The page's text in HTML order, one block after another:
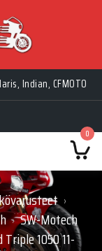
Indian, CFMOTO
0
›
› SW-Motech
1050 11-